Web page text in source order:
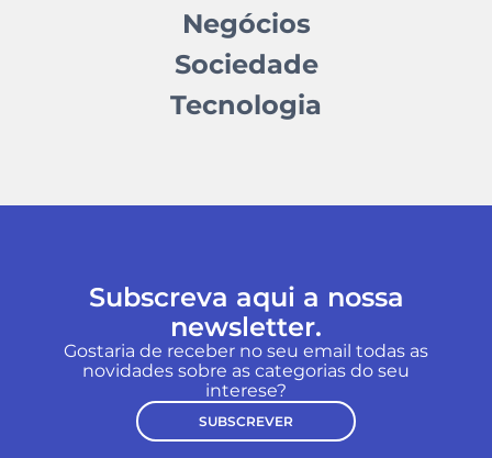
Negócios
Sociedade
Tecnologia
Subscreva aqui a nossa
newsletter.
Gostaria de receber no seu email todas as
novidades sobre as categorias do seu
interese?
SUBSCREVER